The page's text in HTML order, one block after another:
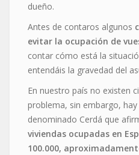
dueño.
Antes de contaros algunos
evitar la ocupación de
contar cómo está la
entendáis la gravedad del
En nuestro país no existen
problema, sin embargo,
denominado Cerdá que
viviendas ocupadas en
100.000,